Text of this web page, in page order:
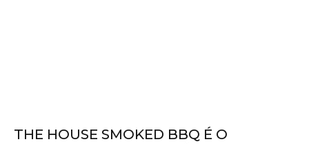
THE HOUSE SMOKED BBQ É O